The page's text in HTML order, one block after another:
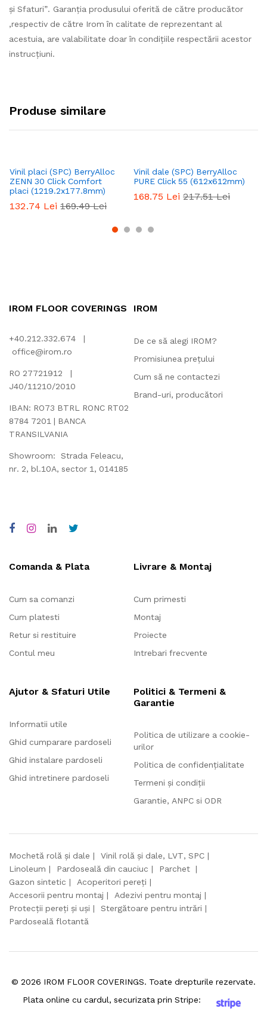
și Sfaturi”. Garanția produsului oferită de către producător
,respectiv de către Irom în calitate de reprezentant al
acestuia, are valabilitate doar în condițiile respectării acestor
instrucțiuni.
Produse similare
Vinil placi (SPC) BerryAlloc
ZENN 30 Click Comfort
placi (1219.2x177.8mm)
132.74 Lei 169.49 Lei
Vinil dale (SPC) BerryAlloc
PURE Click 55 (612x612mm)
168.75 Lei 217.51 Lei
IROM FLOOR COVERINGS
+40.212.332.674 |
office@irom.ro
RO 27721912 |
J40/11210/2010
IBAN: RO73 BTRL RONC RT02
8784 7201 | BANCA
TRANSILVANIA
Showroom: Strada Feleacu,
nr. 2, bl.10A, sector 1, 014185
IROM
De ce să alegi IROM?
Promisiunea prețului
Cum să ne contactezi
Brand-uri, producători
Comanda & Plata
Cum sa comanzi
Cum platesti
Retur si restituire
Contul meu
Livrare & Montaj
Cum primesti
Montaj
Proiecte
Intrebari frecvente
Ajutor & Sfaturi Utile
Informatii utile
Ghid cumparare pardoseli
Ghid instalare pardoseli
Ghid intretinere pardoseli
Politici & Termeni &
Garantie
Politica de utilizare a cookie-
urilor
Politica de confidențialitate
Termeni și condiții
Garantie, ANPC si ODR
Mochetă rolă și dale
Vinil rolă și dale, LVT, SPC
Linoleum
Pardoseală din cauciuc
Parchet
Gazon sintetic
Acoperitori pereți
Accesorii pentru montaj
Adezivi pentru montaj
Protecții pereți și uși
Stergătoare pentru intrări
Pardoseală flotantă
© 2026 IROM FLOOR COVERINGS. Toate drepturile rezervate.
Plata online cu cardul, securizata prin Stripe: